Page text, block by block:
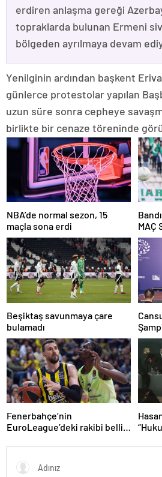
erdiren anlaşma gereği
topraklarda bulunan Ermeni
bölgeden ayrılmaya devam
Yenilginin ardından başkent
günlerce protestolar yapılan
uzun süre sonra cepheye
birlikte bir cenaze töreninde
NBA’de normal sezon, 15
maçla sona erdi
MAÇ
Beşiktaş savunmaya çare
bulamadı
Fenerbahçe’nin
EuroLeague’deki rakibi belli